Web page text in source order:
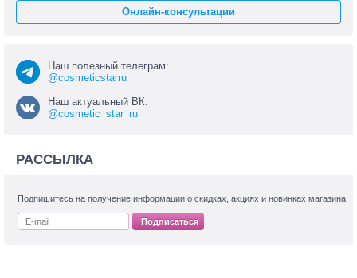
Онлайн-консультации
Наш полезный телеграм:
@cosmeticstarru
Наш актуальный ВК:
@cosmetic_star_ru
РАССЫЛКА
Подпишитесь на получение информации о скидках, акциях и новинках магазина
Подписаться